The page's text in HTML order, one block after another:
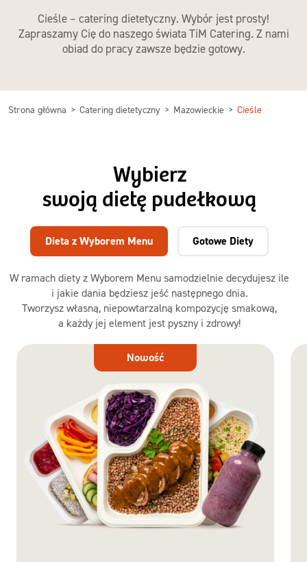
Cieśle – catering dietetyczny. Wybór jest prosty!
Zapraszamy Cię do naszego świata TiM Catering. Z nami
obiad do pracy zawsze będzie gotowy.
Strona główna Catering dietetyczny Mazowieckie Cieśle
Wybierz
swoją dietę pudełkową
W ramach diety z Wyborem Menu samodzielnie decydujesz ile
i jakie dania będziesz jeść następnego dnia.
Tworzysz własną, niepowtarzalną kompozycję smakową,
a każdy jej element jest pyszny i zdrowy!
Dieta z Wyborem Menu Gotowe Diety
Dieta
Nowość